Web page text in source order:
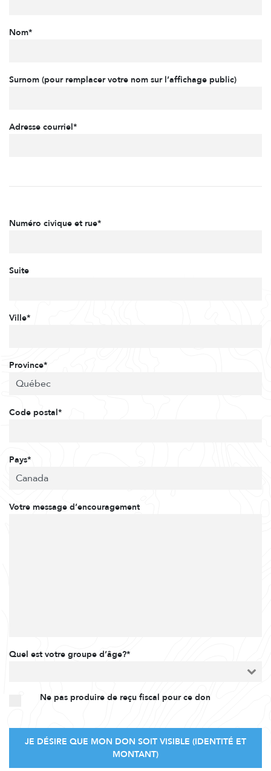
Nom*
Surnom (pour remplacer votre nom sur l’affichage public)
Adresse courriel*
Numéro civique et rue*
Suite
Ville*
Province*
Code postal*
Pays*
Votre message d’encouragement
Quel est votre groupe d’âge?*
Ne pas produire de reçu fiscal pour ce don
JE DÉSIRE QUE MON DON SOIT VISIBLE (IDENTITÉ ET
MONTANT)